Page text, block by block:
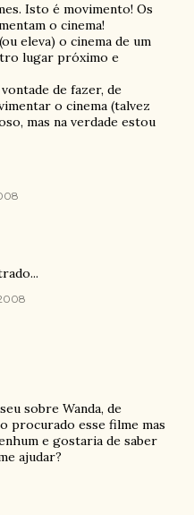
Isto é movimento! Os
o cinema!
eleva) o cinema de um
lugar próximo e
de fazer, de
o cinema (talvez
mas na verdade estou
sobre Wanda, de
procurado esse filme mas
e gostaria de saber
ajudar?